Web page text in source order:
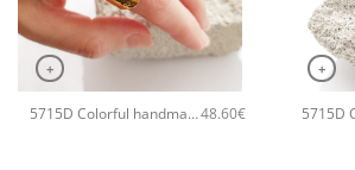
+
5715D Colorful handmade crystal χειροποίητο δαχτυλιδι Catherine bijoux Μαύρο48.60€
+